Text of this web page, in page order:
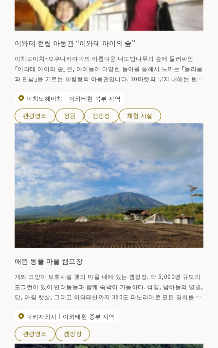
이와테 현립 아동관 “이와테 아이의 숲”
이치도마치・오쿠나카야마의 아름다운 너도밤나무의 숲에 둘러싸인
「이와테 아이의 숲」은, 아이들이 다양한 놀이를 통해서 느끼는 「놀라움
과 만남」을 기르는 체험형의 아동관입니다. 30마켓의 부지 내에는 원추
프 파이어장이나 야외 시설이 있어, 아이도 어른의 여유롭고, 느긋하게
즐길 수 있습니다. 그 외, 숙박·회의·연수 등에도 이용 가능합니다
이치노헤마치 이와테현 북부 지역
관광명소 정원 캠핑장 체험 시설
애완 동물 마을 캠프장
개와 고양이 보호시설 펫의 마을 내에 있는 캠핑장. 약 5,000평 규모의
도그런이 있어 반려동물과 함께 숙박이 가능하다. 석양, 밤하늘의 별빛,
달, 아침 햇살, 그리고 이와테산까지 360도 파노라마로 모든 경치를 즐
마 피자도 즐길 수 있다. (주말 11:00~17:00 영업)
다키자와시 이와테현 중부 지역
관광명소 캠핑장